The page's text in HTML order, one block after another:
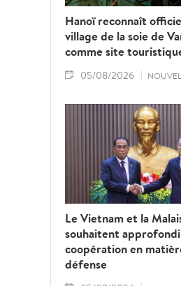
Hanoï reconnaît
village de la soie de
comme site
05/08/2026
Le Vietnam et la
souhaitent
coopération en
défense